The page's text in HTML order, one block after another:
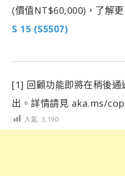
(價值NT$60,000)，了解更
S 15 (S5507)
[1] 回顧功能即將在稍後
出。詳情請見 aka.ms/
人氣: 3,190